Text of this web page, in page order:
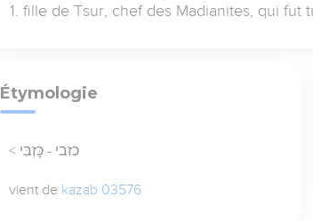
fille de Tsur, chef des Madianites, qui fut
Étymologie
< כזבי - כָּזְבִּי
vient de kazab 03576